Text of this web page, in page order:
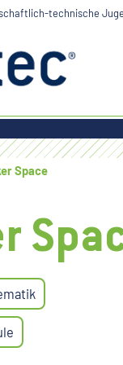
technische
Space